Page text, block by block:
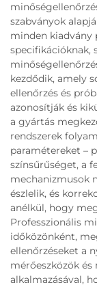
szabványok
minden kiadvány
specifikációknak,
kezdődik, amely
ellenőrzés és
azonosítják és
a gyártás
rendszerek
paramétereket –
színsűrűséget, a
mechanizmusok
észlelik, és
anélkül, hogy
Professzionális
időközönként,
ellenőrzéseket a
mérőeszközök
alkalmazásával,